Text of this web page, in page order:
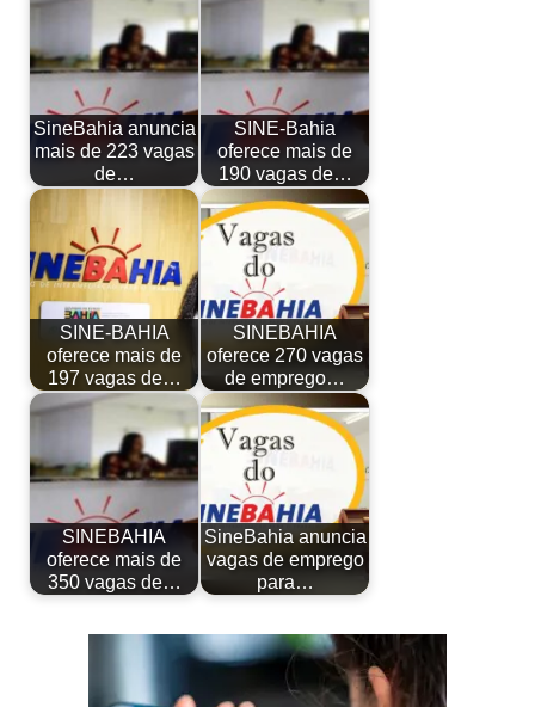
SineBahia anuncia
mais de 223 vagas
de…
SINE-Bahia
oferece mais de
190 vagas de…
SINE-BAHIA
oferece mais de
197 vagas de…
SINEBAHIA
oferece 270 vagas
de emprego…
SINEBAHIA
oferece mais de
350 vagas de…
SineBahia anuncia
vagas de emprego
para…